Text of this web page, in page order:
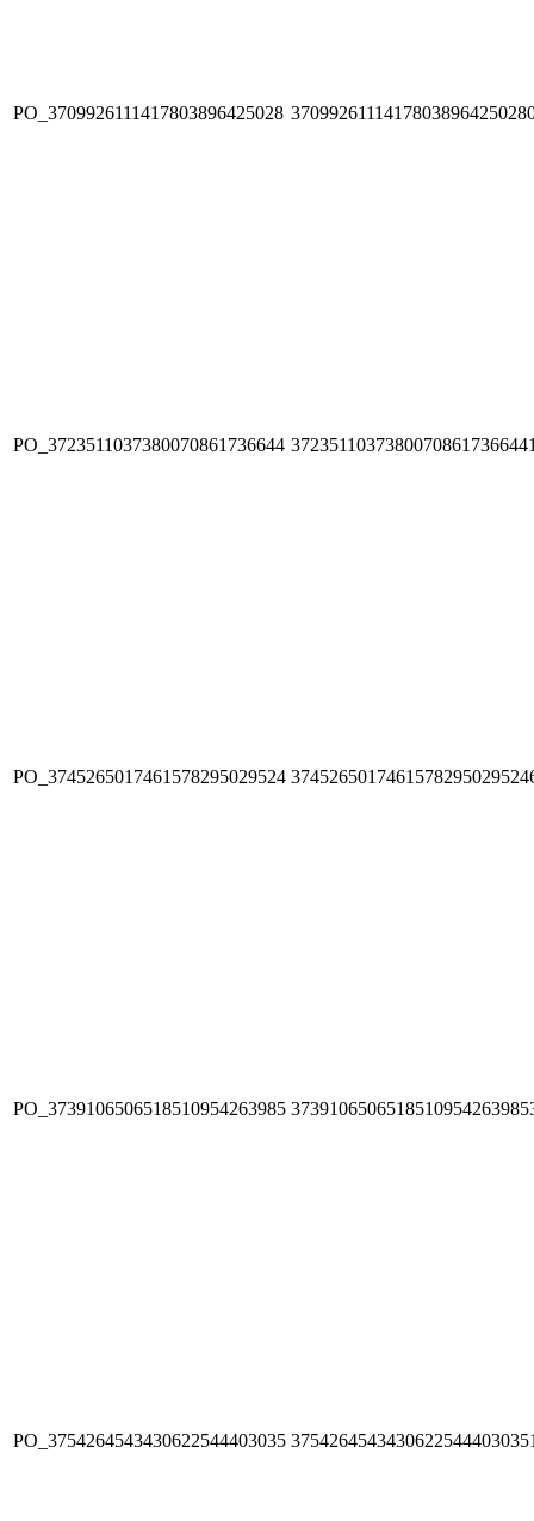
PO_3709926111417803896425028
PO_3723511037380070861736644
PO_3745265017461578295029524
PO_3739106506518510954263985
PO_3754264543430622544403035